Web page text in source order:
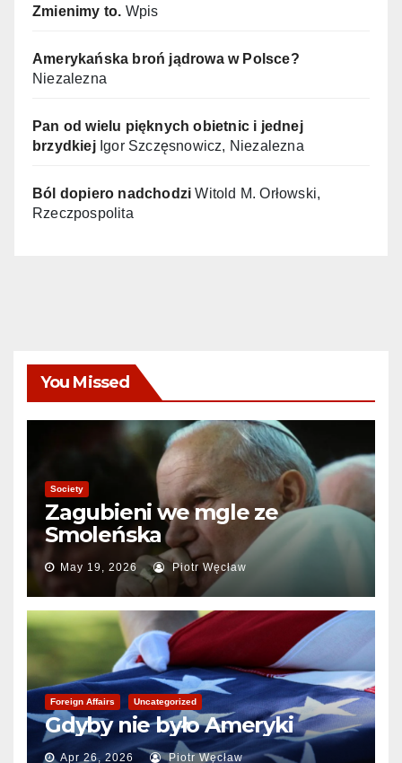
Zmienimy to. Wpis
Amerykańska broń jądrowa w Polsce?
Niezalezna
Pan od wielu pięknych obietnic i jednej
brzydkiejIgor Szczęsnowicz, Niezalezna
Ból dopiero nadchodzi Witold M. Orłowski,
Rzeczpospolita
You Missed
Society
Zagubieni we mgle ze
Smoleńska
May 19, 2026 Piotr Węcław
Foreign Affairs Uncategorized
Gdyby nie było Ameryki
Apr 26, 2026 Piotr Węcław